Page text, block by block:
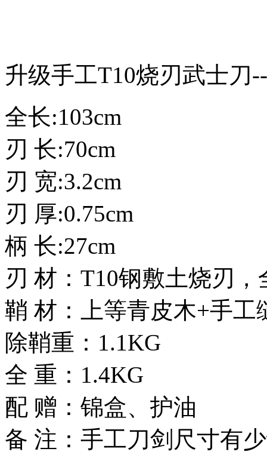
升级手工T10烧刃武士刀
全长:103cm
刃 长:70cm
刃 宽:3.2cm
刃 厚:0.75cm
柄 长:27cm
刃 材：T10钢敷土烧刃，
鞘 材：上等青皮木+手工
除鞘重：1.1KG
全 重：1.4KG
配 赠：锦盒、护油
备 注：手工刀剑尺寸有